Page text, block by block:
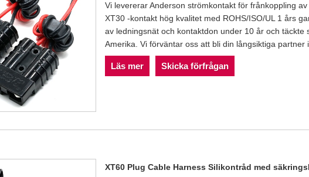
Vi levererar Anderson strömkontakt för frånkoppling
XT30 -kontakt hög kvalitet med ROHS/ISO/UL 1 års
av ledningsnät och kontaktdon under 10 år och täckte
Amerika. Vi förväntar oss att bli din långsiktiga partner
Läs mer Skicka förfrågan
XT60 Plug Cable Harness Silikontråd med